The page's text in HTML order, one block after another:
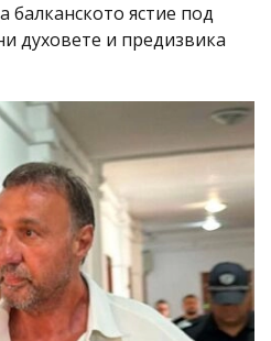
балканското ястие под
духовете и предизвика